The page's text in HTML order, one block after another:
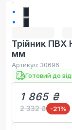
Трійник ПВХ
мм
Артикул: 30696
Готовий до
1 865 ₴
2 332 ₴ -21%